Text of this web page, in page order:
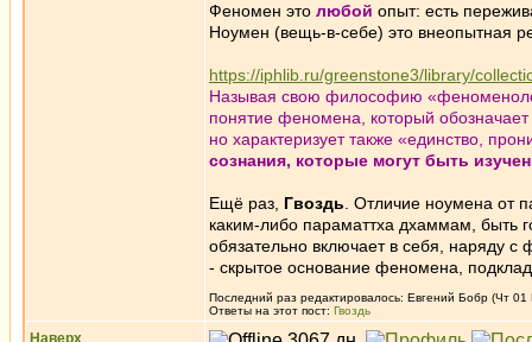
Феномен это любой опыт: есть
Ноумен (вещь-в-себе) это внеопытная
https://iphlib.ru/greenstone3/library/
Называя свою философию
понятие феномена, который
но характеризует также «единство,
сознания, которые могут быть
Ещё раз, Гвоздь . Отличие ноумена от
каким-либо параматтха дхаммам, быть
обязательно включает в себя, наряду
- скрытое основание феномена,
Последний раз редактировалось: Евгений Бобр (Чт
Ответы на этот пост: Гвоздь
Наверх